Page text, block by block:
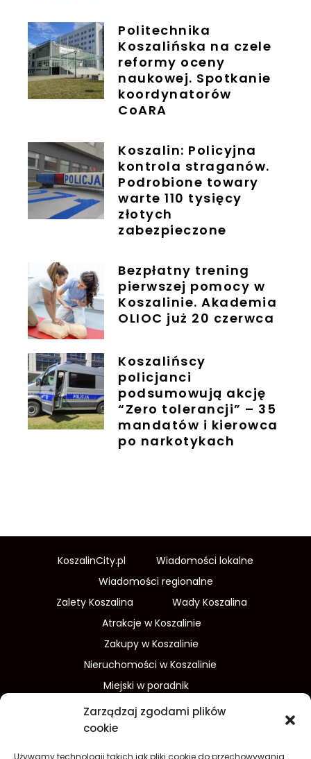
Zarządzaj zgodami plików
cookie
Używamy technologii takich jak pliki cookie do przechowywania
Politechnika
Koszalińska na czele
reformy oceny
naukowej. Spotkanie
koordynatorów
CoARA
Koszalin: Policyjna
kontrola straganów.
Podrobione towary
warte 110 tysięcy
złotych
zabezpieczone
Bezpłatny trening
pierwszej pomocy w
Koszalinie. Akademia
OLIOC już 20 czerwca
Koszalińscy
policjanci
podsumowują akcję
“Zero tolerancji” – 35
mandatów i kierowca
po narkotykach
KoszalinCity.pl
Wiadomości lokalne
Wiadomości regionalne
Zalety Koszalina
Wady Koszalina
Atrakcje w Koszalinie
Zakupy w Koszalinie
Nieruchomości w Koszalinie
Miejski w poradnik
Wydarzenia w Koszalinie
Sport w Koszalinie